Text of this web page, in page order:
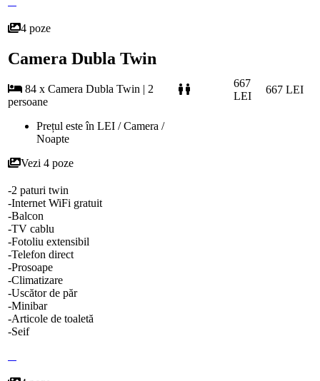
4 poze
Camera Dubla Twin
84 x Camera Dubla Twin | 2
persoane
Prețul este în LEI / Camera /
Noapte
Vezi 4 poze
667
LEI
667 LEI
-2 paturi twin
-Internet WiFi gratuit
-Balcon
-TV cablu
-Fotoliu extensibil
-Telefon direct
-Prosoape
-Climatizare
-Uscător de păr
-Minibar
-Articole de toaletă
-Seif